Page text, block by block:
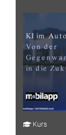
Kurs